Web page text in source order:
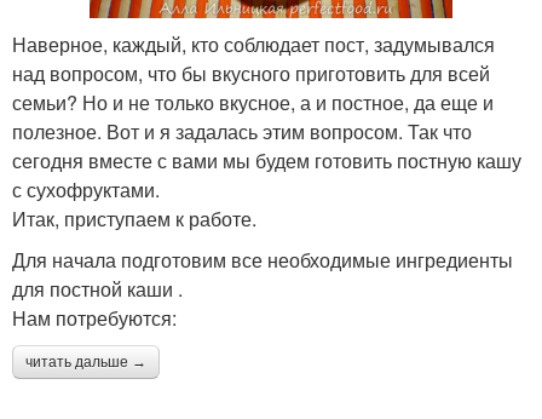
Наверное, каждый, кто соблюдает пост, задумывался
над вопросом, что бы вкусного приготовить для всей
семьи? Но и не только вкусное, а и постное, да еще и
полезное. Вот и я задалась этим вопросом. Так что
сегодня вместе с вами мы будем готовить постную кашу
с сухофруктами.
Итак, приступаем к работе.
Для начала подготовим все необходимые ингредиенты
для постной каши .
Нам потребуются:
читать дальше →